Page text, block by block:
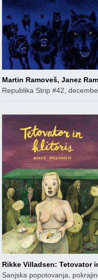
Martin Ramoveš, Janez
Republika Strip #42,
Rikke Villadsen: Tetovator
Sanjska popotovanja,